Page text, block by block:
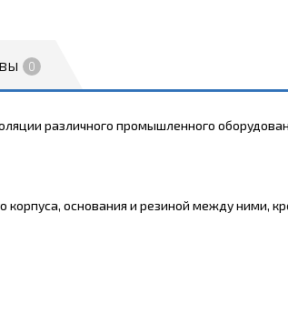
0
различного промышленного
корпуса, основания и резиной между ними,